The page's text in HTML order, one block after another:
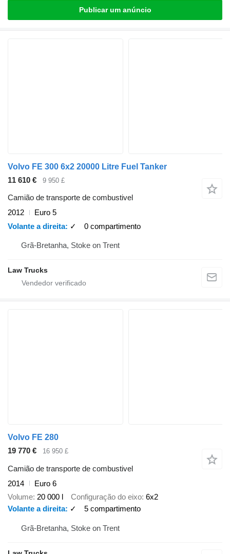
Publicar um anúncio
Volvo FE 300 6x2 20000 Litre Fuel Tanker
11 610 €
9 950 £
Camião de transporte de combustivel
2012
Euro 5
Volante a direita
✓ 0 compartimento
Grã-Bretanha, Stoke on Trent
Law Trucks
Volvo FE 280
19 770 €
16 950 £
Camião de transporte de combustivel
2014
Euro 6
Volume 20 000 l Configuração do eixo 6x2
Volante a direita
✓ 5 compartimento
Grã-Bretanha, Stoke on Trent